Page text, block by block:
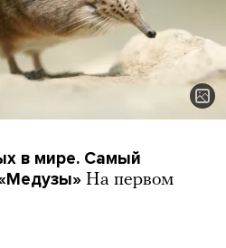
в мире. Самый
На первом